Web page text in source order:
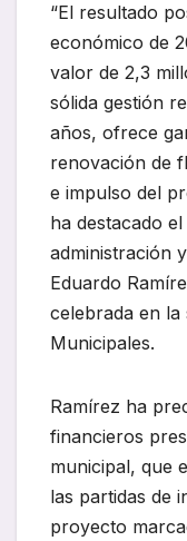
“El resultado
económico de
valor de 2,3
sólida gestión
años, ofrece
renovación de
e impulso del
ha destacado
administración
Eduardo
celebrada en la
Municipales.
Ramírez ha
financieros
municipal, que
las partidas de
proyecto